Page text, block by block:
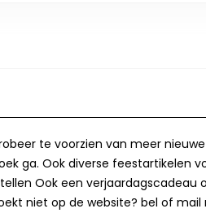
te voorzien van meer
ga. Ook diverse feestartikelen
Ook een verjaardagscadeau
niet op de website? bel of mail